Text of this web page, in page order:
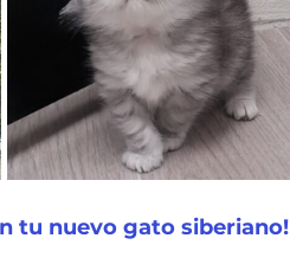
tu nuevo gato siberiano!